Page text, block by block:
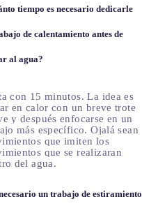
tiempo es necesario dedicarle
de calentamiento antes de
al agua?
con 15 minutos. La idea es
en calor con un breve trote
y después enfocarse en un
más específico. Ojalá sean
que imiten los
que se realizaran
del agua.
un trabajo de estiramiento